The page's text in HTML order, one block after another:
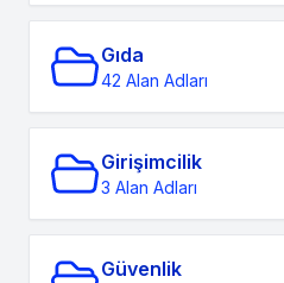
Gıda
42 Alan Adları
Girişimcilik
3 Alan Adları
Güvenlik